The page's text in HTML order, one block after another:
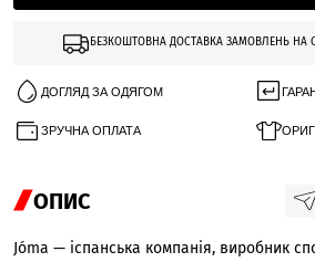
БЕЗКОШТОВНА ДОСТАВКА ЗАМОВЛЕНЬ НА
ДОГЛЯД ЗА ОДЯГОМ
ЗРУЧНА ОПЛАТА
ОПИС
Jóma — іспанська компанія, виробник